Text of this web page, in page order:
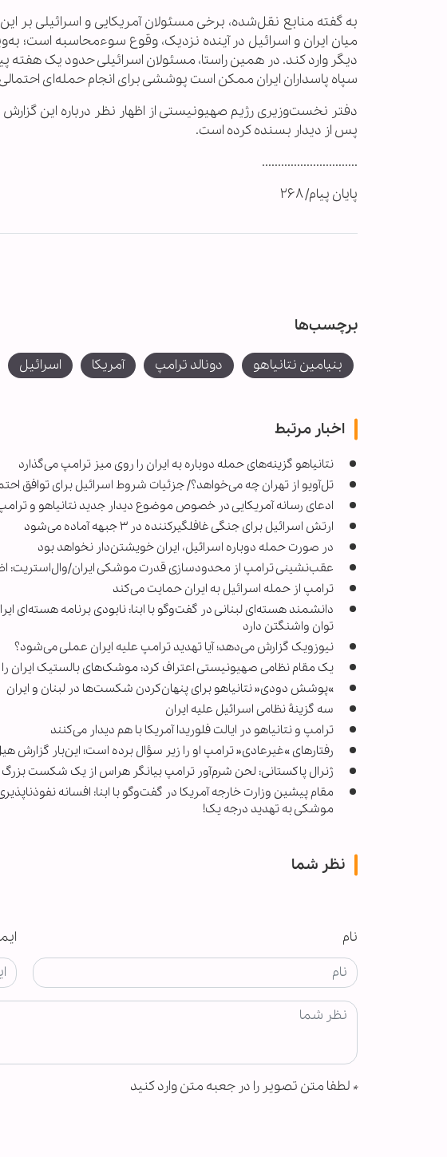
به گفته منابع نقل‌شده، برخی مسئولان آمریکایی و اسرائیلی بر
میان ایران و اسرائیل در آینده نزدیک، وقوع سوءمحاسبه است؛
دیگر وارد کند. در همین راستا، مسئولان اسرائیلی حدود یک
سپاه پاسداران ایران ممکن است پوششی برای انجام حمله‌ای
دفتر نخست‌وزیری رژیم صهیونیستی از اظهار نظر درباره این
پس از دیدار بسنده کرده است.
..............................
پایان پیام/ ۲۶۸
برچسب‌ها
بنیامین نتانیاهو دونالد ترامپ آمریکا اسرائیل
اخبار مرتبط
نتانیاهو گزینه‌های حمله دوباره به ایران را روی میز ترامپ می‌گذارد
تل‌آویو از تهران چه می‌خواهد؟/ جزئیات شروط اسرائیل برای توافق
ادعای رسانه آمریکایی در خصوص موضوع دیدار جدید نتانیاهو و
ارتش اسرائیل برای جنگی غافلگیرکننده در ۳ جبهه آماده می‌شود
در صورت حمله دوباره اسرائیل، ایران خویشتن‌دار نخواهد بود
عقب‌نشینی ترامپ از محدودسازی قدرت موشکی ایران/وال‌استریت:
ترامپ از حمله اسرائیل به ایران حمایت می‌کند
دانشمند هسته‌ای لبنانی در گفت‌وگو با ابنا: نابودی برنامه هسته‌ای
توان واشنگتن دارد
نیوزویک گزارش می‌دهد؛ آیا تهدید ترامپ علیه ایران عملی می‌شود؟
یک مقام نظامی صهیونیستی اعتراف کرد: موشک‌های بالستیک ایران
»پوشش دودی« نتانیاهو برای پنهان‌کردن شکست‌ها در لبنان و ایران
سه گزینۀ نظامی اسرائیل علیه ایران
ترامپ و نتانیاهو در ایالت فلوریدا آمریکا با هم دیدار می‌‎کنند
رفتارهای »غیرعادی« ترامپ او را زیر سؤال برده است؛ این‌بار
ژنرال پاکستانی: لحن شرم‌آور ترامپ بیانگر هراس از یک شکست بزرگ
مقام پیشین وزارت خارجه آمریکا در گفت‌وگو با ابنا: افسانه
موشکی به تهدید درجه یک!
نظر شما
نام
* لطفا متن تصویر را در جعبه متن وارد کنید